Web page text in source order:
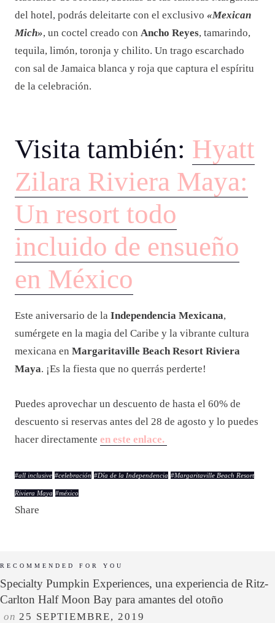
del hotel, podrás deleitarte con el exclusivo «Mexican
Mich», un coctel creado con Ancho Reyes, tamarindo,
tequila, limón, toronja y chilito. Un trago escarchado
con sal de Jamaica blanca y roja que captura el espíritu
de la celebración.
Visita también: Hyatt
Zilara Riviera Maya:
Un resort todo
incluido de ensueño
en México
Este aniversario de la Independencia Mexicana,
sumérgete en la magia del Caribe y la vibrante cultura
mexicana en Margaritaville Beach Resort Riviera
Maya. ¡Es la fiesta que no querrás perderte!
Puedes aprovechar un descuento de hasta el 60% de
descuento si reservas antes del 28 de agosto y lo puedes
hacer directamente en este enlace.
#all inclusive #celebración #Día de la Independencia #Margaritaville Beach Resort
Riviera Maya #méxico
Share
RECOMMENDED FOR YOU
Specialty Pumpkin Experiences, una experiencia de Ritz-
Carlton Half Moon Bay para amantes del otoño
on 25 SEPTIEMBRE, 2019